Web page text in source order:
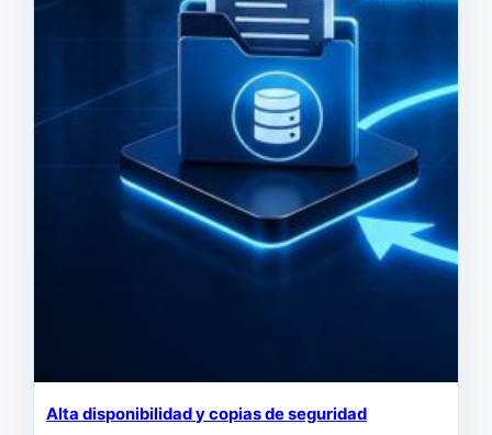
Alta disponibilidad y copias de seguridad